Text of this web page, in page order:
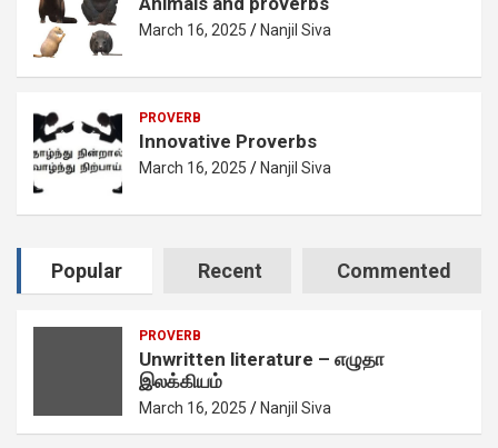
March 16, 2025 Nanjil Siva
PROVERB
Innovative Proverbs
March 16, 2025 Nanjil Siva
Popular Recent Commented
PROVERB
Unwritten literature – எழுதா
இலக்கியம்
March 16, 2025 Nanjil Siva